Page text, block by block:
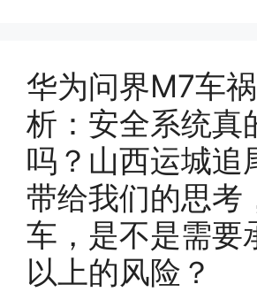
华为问界M7车
析：安全系统真
吗？山西运城追
带给我们的思考
车，是不是需要
以上的风险？